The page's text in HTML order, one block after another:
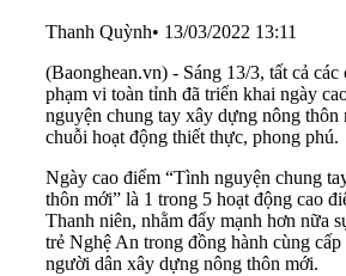
Thanh Quỳnh• 13/03/2022 13:11
(Baonghean.vn) - Sáng 13/3, tất cả
phạm vi toàn tỉnh đã triển khai ngày
nguyện chung tay xây dựng nông thôn
chuỗi hoạt động thiết thực, phong phú.
Ngày cao điểm “Tình nguyện chung
thôn mới” là 1 trong 5 hoạt động cao
Thanh niên, nhằm đẩy mạnh hơn nữa
trẻ Nghệ An trong đồng hành cùng
người dân xây dựng nông thôn mới.